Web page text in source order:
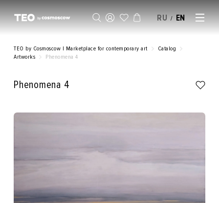
RU / EN
TEO by Cosmoscow | Marketplace for contemporary art
Catalog
Artworks
Phenomena 4
Phenomena 4